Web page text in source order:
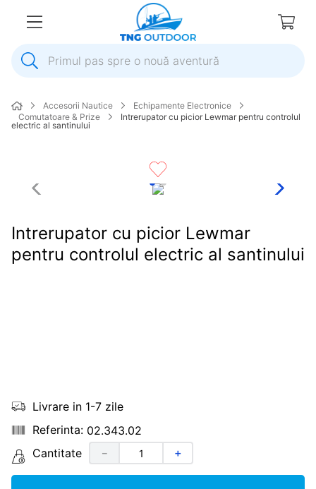
Primul pas spre o nouă aventură
2.
colac salvare
plumb
7
pompa apa
8.
mulineta
Accesorii Nautice
Echipamente Electronice
Comutatoare & Prize
Intrerupator cu picior Lewmar pentru controlul
electric al santinului
Intrerupator cu picior Lewmar
pentru controlul electric al santinului
Livrare in 1-7 zile
02.343.02
Cantitate
＋
－